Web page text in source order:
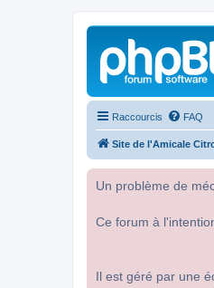
Raccourcis FAQ
Site de l'Amicale
Un problème de
Ce forum à
Il est géré par une